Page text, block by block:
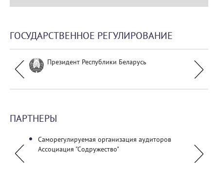
ГОСУДАРСТВЕННОЕ РЕГУЛИРОВАНИЕ
Президент Республики Беларусь
ПАРТНЕРЫ
Саморегулируемая организация аудиторов
Ассоциация "Содружество"